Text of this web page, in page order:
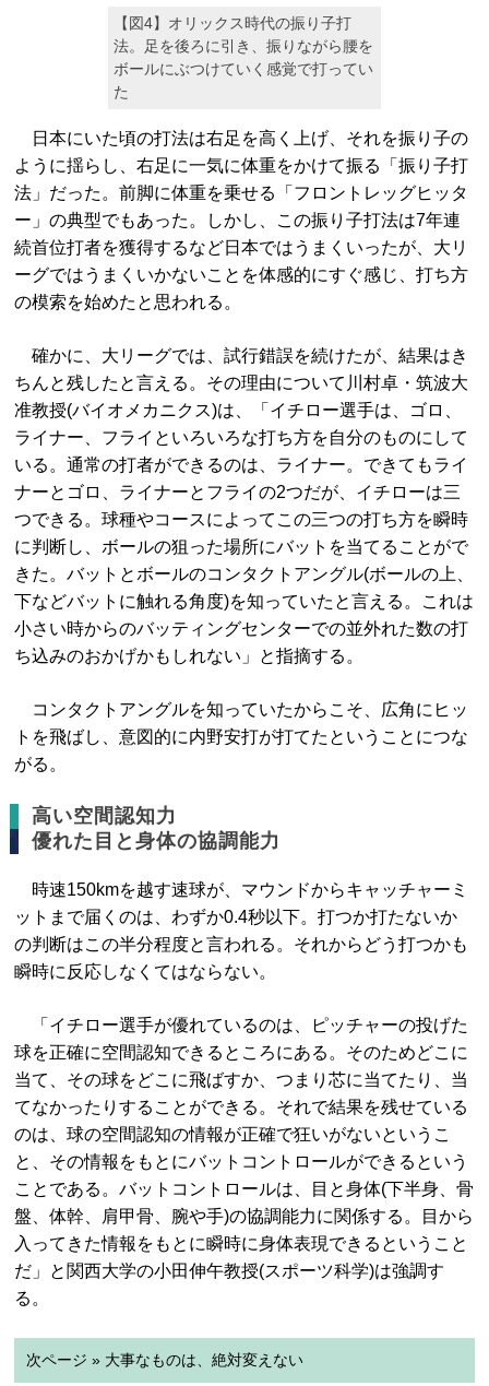
【図4】オリックス時代の振り子打
法。足を後ろに引き、振りながら腰を
ボールにぶつけていく感覚で打ってい
た
日本にいた頃の打法は右足を高く上げ、それを振り子の
ように揺らし、右足に一気に体重をかけて振る「振り子打
法」だった。前脚に体重を乗せる「フロントレッグヒッタ
ー」の典型でもあった。しかし、この振り子打法は7年連
続首位打者を獲得するなど日本ではうまくいったが、大リ
ーグではうまくいかないことを体感的にすぐ感じ、打ち方
の模索を始めたと思われる。
確かに、大リーグでは、試行錯誤を続けたが、結果はき
ちんと残したと言える。その理由について川村卓・筑波大
准教授(バイオメカニクス)は、「イチロー選手は、ゴロ、
ライナー、フライといろいろな打ち方を自分のものにして
いる。通常の打者ができるのは、ライナー。できてもライ
ナーとゴロ、ライナーとフライの2つだが、イチローは三
つできる。球種やコースによってこの三つの打ち方を瞬時
に判断し、ボールの狙った場所にバットを当てることがで
きた。バットとボールのコンタクトアングル(ボールの上、
下などバットに触れる角度)を知っていたと言える。これは
小さい時からのバッティングセンターでの並外れた数の打
ち込みのおかげかもしれない」と指摘する。
コンタクトアングルを知っていたからこそ、広角にヒッ
トを飛ばし、意図的に内野安打が打てたということにつな
がる。
高い空間認知力
優れた目と身体の協調能力
時速150kmを越す速球が、マウンドからキャッチャーミ
ットまで届くのは、わずか0.4秒以下。打つか打たないか
の判断はこの半分程度と言われる。それからどう打つかも
瞬時に反応しなくてはならない。
「イチロー選手が優れているのは、ピッチャーの投げた
球を正確に空間認知できるところにある。そのためどこに
当て、その球をどこに飛ばすか、つまり芯に当てたり、当
てなかったりすることができる。それで結果を残せている
のは、球の空間認知の情報が正確で狂いがないというこ
と、その情報をもとにバットコントロールができるという
ことである。バットコントロールは、目と身体(下半身、骨
盤、体幹、肩甲骨、腕や手)の協調能力に関係する。目から
入ってきた情報をもとに瞬時に身体表現できるということ
だ」と関西大学の小田伸午教授(スポーツ科学)は強調す
る。
次ページ » 大事なものは、絶対変えない